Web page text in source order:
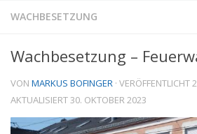
WACHBESETZUNG
Wachbesetzung –
VON MARKUS BOFINGER · VERÖFFENTLICHT
AKTUALISIERT30. OKTOBER 2023